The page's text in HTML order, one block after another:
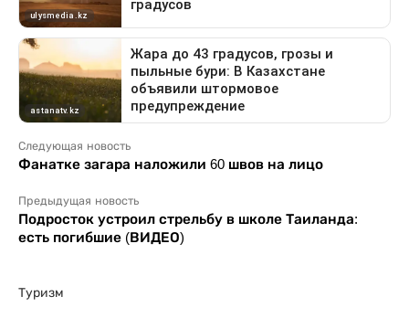
Следующая новость
Фанатке загара наложили 60 швов на лицо
Предыдущая новость
Подросток устроил стрельбу в школе Таиланда:
есть погибшие (ВИДЕО)
Туризм